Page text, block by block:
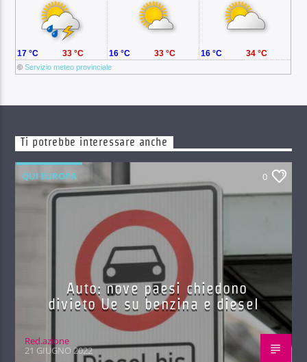
©Servizio meteo provinciale
17 °C 33 °C 16 °C 33 °C 16 °C 34 °C
Ti potrebbe interessare anche
QUI EUROPA 0
Auto: nove paesi chiedono
divieto Ue su benzina e diesel
Red.azione
21 GIUGNO 2022